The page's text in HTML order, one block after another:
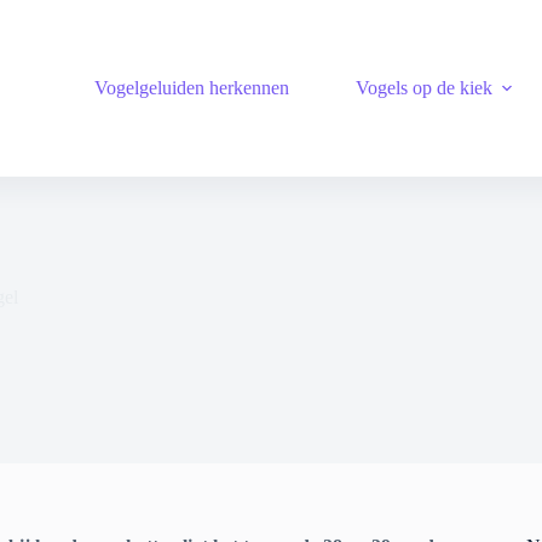
Vogelgeluiden herkennen Vogels op de kiek